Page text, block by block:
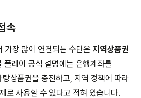
속
가장 많이 연결되는 수단은 지역상품권
플레이 공식 설명에는 은행계좌를
상품권을 충전하고, 지역 정책에 따라
로 사용할 수 있다고 적혀 있습니다.